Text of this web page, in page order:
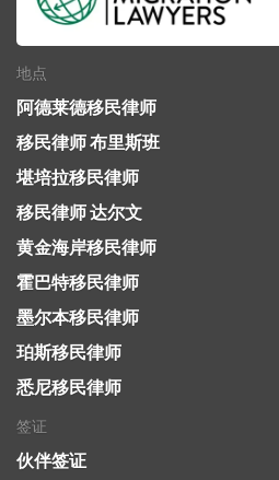
地点
阿德莱德移民律师
移民律师 布里斯班
堪培拉移民律师
移民律师 达尔文
黄金海岸移民律师
霍巴特移民律师
墨尔本移民律师
珀斯移民律师
悉尼移民律师
签证
伙伴签证